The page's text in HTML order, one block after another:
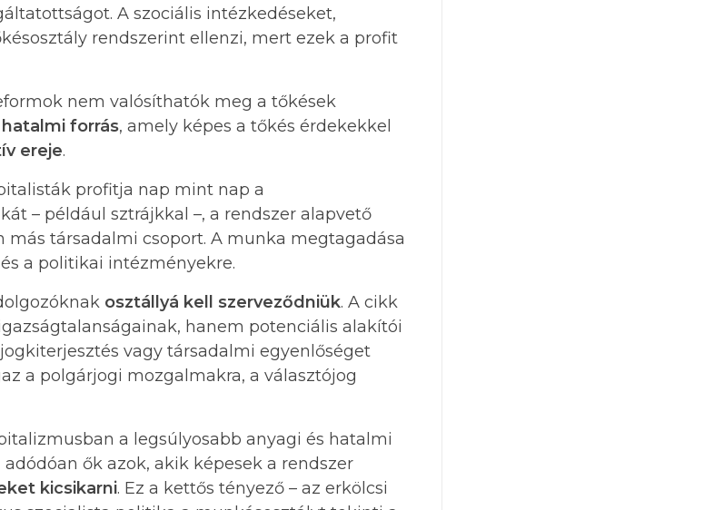
A szociális intézkedéseket,
rendszerint ellenzi, mert ezek a profit
nem valósíthatók meg a tőkések
forrás, amely képes a tőkés érdekekkel
ereje.
profitja nap mint nap a
– például sztrájkkal –, a rendszer alapvető
társadalmi csoport. A munka megtagadása
a politikai intézményekre.
osztállyá kell szerveződniük. A cikk
hanem potenciális alakítói
vagy társadalmi egyenlőséget
a polgárjogi mozgalmakra, a választójog
a legsúlyosabb anyagi és hatalmi
ők azok, akik képesek a rendszer
kicsikarni. Ez a kettős tényező – az erkölcsi